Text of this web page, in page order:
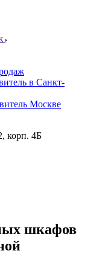
в Санкт-
Москве
корп. 4Б
шкафов